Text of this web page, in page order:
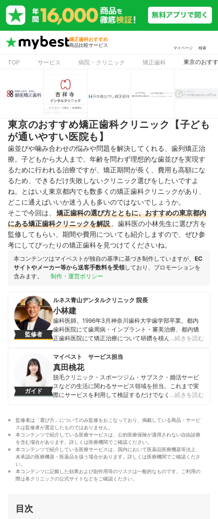
矯正歯科おすすめ
商品比較サービス
マイページ 検索
TOP サービス 病院・クリニック 矯正歯科 東京のおす
東京のおすすめ矯正歯科クリニック【子ども
が通いやすい医院も】
歯並びや噛み合わせの悩みや問題を解決してくれる、歯列矯正治
療。子どもから大人まで、年齢を問わず理想的な歯並びを実現す
るために行われる治療ですが、矯正期間が長く、費用も高額にな
るため、できるだけ失敗しないクリニック選びをしたいですよ
ね。とはいえ東京都内でも数多くの矯正歯科クリニックがあり、
どこに通えばいいか迷う人も多いのではないでしょうか。
そこで今回は、
矯正歯科の選び方とともに、おすすめの東京都内
にある矯正歯科クリニックを解説 。歯科医の小林先生に選び方を
監修してもらい、期間や費用についても紹介しますので、ぜひ参
考にしてぴったりの矯正歯科を見つけてくださいね。
本コンテンツはマイベストが独自の基準に基づき制作していますが、 EC
サイトやメーカー等から送客手数料を受領しており、プロモーションを
含みます。
制作・運営ポリシー
監修者
ルネス青山デンタルクリニック 院長
小林建
歯科医師。1996年3月神奈川歯科大学歯学部卒業。都内
歯科医院にて歯周病・インプラント・審美治療、都内矯
正歯科医院にて矯正治療について研鑽を積んだ後、2008
開業する。婦人画報はじめ多数の女性誌掲載。現在は顔
の歪み等（顎関節症含む）の改善に力を入れており、日
本初の歯科×顔ドックを積極的に行っている。
小林建のプロフィール
…続きを読む
ガイド
マイベスト サービス担当
真田桃花
脱毛クリニック・スポーツジム・サブスク・婚活サービ
スなどの生活に関わるサービス領域を担当。これまで実
際にサービスを利用して検証するだけでなく、医師や婚
からこそ、徹底検証を通じて全ユーザーが選びやすい情
報を届ける」ことをモットーに活動している。
真田桃花のプロフィール
…続きを読む
監修者は「選び方」についてのみ監修をおこなっており、掲載している商品・サービ
スは監修者が選定したものではありません。
本コンテンツで紹介している医療サービスは、公的医療保険が適用されない自由診療
を含む場合があります。詳しくは医療機関でご確認ください。
本コンテンツで紹介している医療サービスは、国内において医薬品医療機器等法上、
未承認の医療機器・医薬品を扱う場合があります。詳しくは医療機関でご確認くださ
い。
本コンテンツに記載した効果および副作用等のリスクは一般的なものです。ご利用の
際は各クリニックの公式サイトなどをご確認ください。
目次